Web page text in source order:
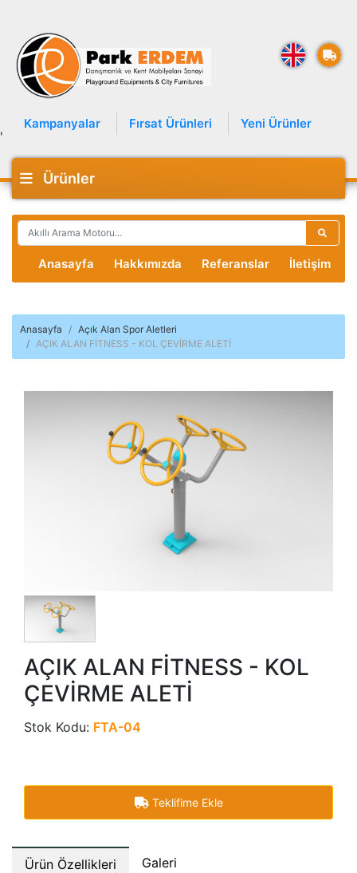
Kampanyalar Fırsat Ürünleri Yeni Ürünler
'
Ürünler
Anasayfa Hakkımızda Referanslar İletişim
Anasayfa
Açık Alan Spor Aletleri
AÇIK ALAN FİTNESS - KOL ÇEVİRME ALETİ
AÇIK ALAN FİTNESS - KOL
ÇEVİRME ALETİ
Stok Kodu: FTA-04
Teklifime Ekle
Ürün Özellikleri Galeri